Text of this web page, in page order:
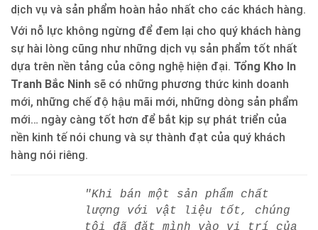
dịch vụ và sản phẩm hoàn hảo nhất cho các khách hàng.
Với nỗ lực không ngừng để đem lại cho quý khách hàng
sự hài lòng cũng như những dịch vụ sản phẩm tốt nhất
dựa trên nền tảng của công nghệ hiện đại. Tổng Kho In
Tranh Bắc Ninh sẽ có những phương thức kinh doanh
mới, những chế độ hậu mãi mới, những dòng sản phẩm
mới… ngày càng tốt hơn để bắt kịp sự phát triển của
nền kinh tế nói chung và sự thành đạt của quý khách
hàng nói riêng.
"Khi bán một sản phẩm chất
lượng với vật liệu tốt, chúng
tôi đã đặt mình vào vị trí của